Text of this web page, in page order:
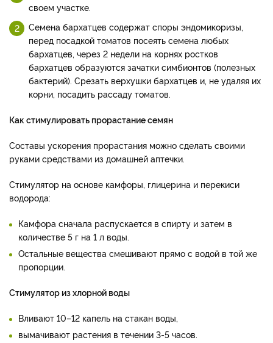
своем участке.
Семена бархатцев содержат споры эндомикоризы,
перед посадкой томатов посеять семена любых
бархатцев, через 2 недели на корнях ростков
бархатцев образуются зачатки симбионтов (полезных
бактерий). Срезать верхушки бархатцев и, не удаляя их
корни, посадить рассаду томатов.
Как стимулировать прорастание семян
Составы ускорения прорастания можно сделать своими
руками средствами из домашней аптечки.
Стимулятор на основе камфоры, глицерина и перекиси
водорода:
Камфора сначала распускается в спирту и затем в
количестве 5 г на 1 л воды.
Остальные вещества смешивают прямо с водой в той же
пропорции.
Стимулятор из хлорной воды
Вливают 10–12 капель на стакан воды,
вымачивают растения в течении 3-5 часов.